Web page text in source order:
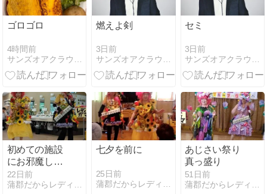
ゴロゴロ
4時間前
サンズオアクラウド オフィシャルブログ
燃えよ剣
3日前
サンズオアクラウド オフィシャルブログ
セミ
3日前
サンズオアクラウド オフィシャルブログ
初めての施設
にお邪魔しま
した。
22日前
七夕を前に
25日前
あじさい祭り
真っ盛り
51日前